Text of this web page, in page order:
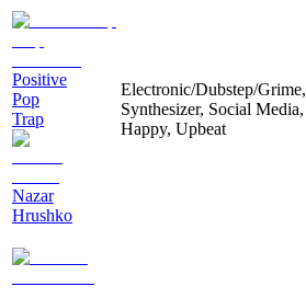
Positive
Pop
Trap
Nazar
Hrushko
Electronic/Dubstep/Grime,
Synthesizer, Social Media,
Happy, Upbeat